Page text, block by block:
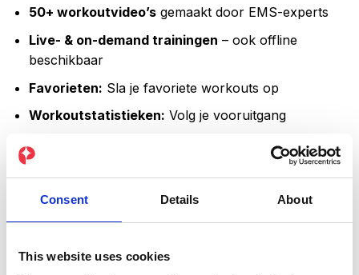
Consent Details About
This website uses cookies
50+ workoutvideo’sgemaakt door EMS-experts
Live- & on-demand trainingen – ook offline
beschikbaar
Favorieten: Sla je favoriete workouts op
Workoutstatistieken: Volg je vooruitgang
PEPPER Party:
Train samen met vrienden of neem
deel aan groeps- & live-sessies
€69,00